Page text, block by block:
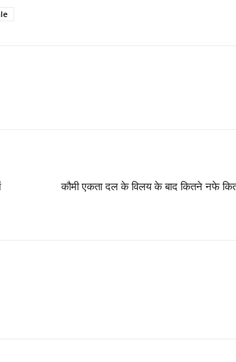
कौमी एकता दल के विलय के बाद कितने नफे